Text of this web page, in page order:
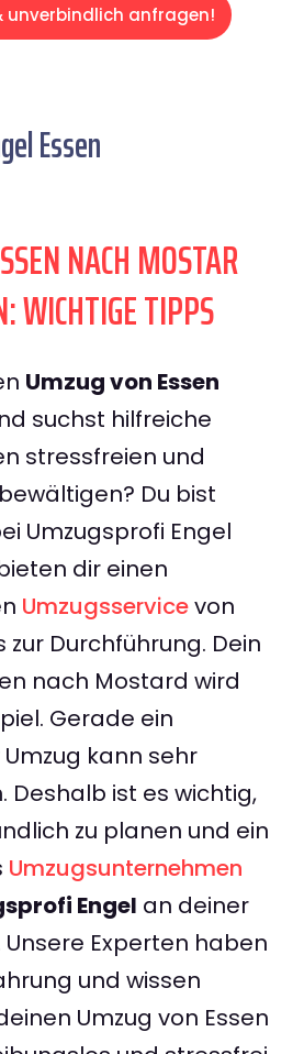
unverbindlich anfragen!
Essen
NACH MOSTAR
WICHTIGE TIPPS
Umzug von Essen
suchst hilfreiche
stressfreien und
Du bist
Umzugsprofi Engel
dir einen
Umzugsservicevon
zur Durchführung. Dein
nach Mostard wird
Gerade ein
kann sehr
Deshalb ist es wichtig,
zu planen und ein
Umzugsunternehmen
Engel an deiner
Unsere Experten haben
und wissen
Umzug von Essen